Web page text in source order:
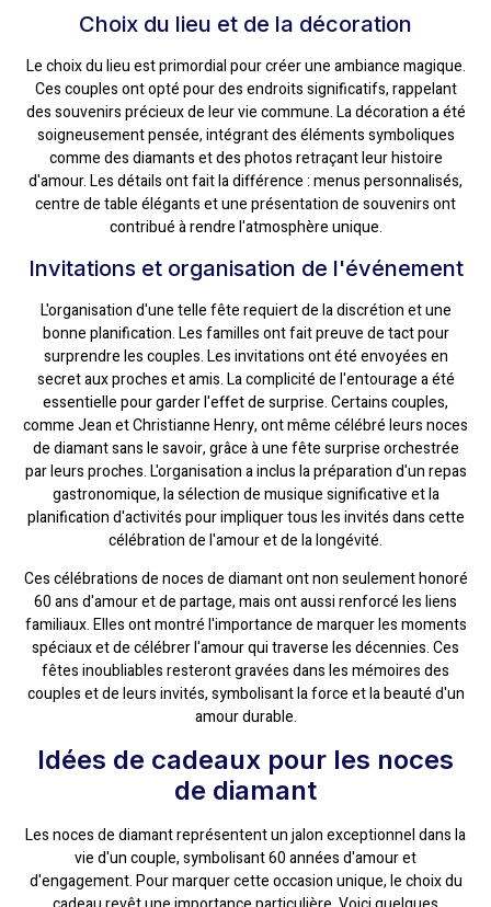
Choix du lieu et de la décoration
Le choix du lieu est primordial pour créer une ambiance magique.
Ces couples ont opté pour des endroits significatifs, rappelant
des souvenirs précieux de leur vie commune. La décoration a été
soigneusement pensée, intégrant des éléments symboliques
comme des diamants et des photos retraçant leur histoire
d'amour. Les détails ont fait la différence : menus personnalisés,
centre de table élégants et une présentation de souvenirs ont
contribué à rendre l'atmosphère unique.
Invitations et organisation de l'événement
L'organisation d'une telle fête requiert de la discrétion et une
bonne planification. Les familles ont fait preuve de tact pour
surprendre les couples. Les invitations ont été envoyées en
secret aux proches et amis. La complicité de l'entourage a été
essentielle pour garder l'effet de surprise. Certains couples,
comme Jean et Christianne Henry, ont même célébré leurs noces
de diamant sans le savoir, grâce à une fête surprise orchestrée
par leurs proches. L'organisation a inclus la préparation d'un repas
gastronomique, la sélection de musique significative et la
planification d'activités pour impliquer tous les invités dans cette
célébration de l'amour et de la longévité.
Ces célébrations de noces de diamant ont non seulement honoré
60 ans d'amour et de partage, mais ont aussi renforcé les liens
familiaux. Elles ont montré l'importance de marquer les moments
spéciaux et de célébrer l'amour qui traverse les décennies. Ces
fêtes inoubliables resteront gravées dans les mémoires des
couples et de leurs invités, symbolisant la force et la beauté d'un
amour durable.
Idées de cadeaux pour les noces
de diamant
Les noces de diamant représentent un jalon exceptionnel dans la
vie d'un couple, symbolisant 60 années d'amour et
d'engagement. Pour marquer cette occasion unique, le choix du